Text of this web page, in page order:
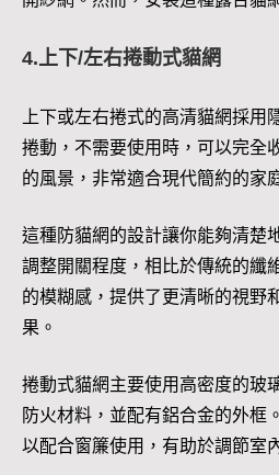
4.上下/左右捲動式貓網
上下或左右捲式的高清貓網採用
捲動，不需要使用時，可以完全
的風景，非常適合現代簡約的家
這種防貓網的設計讓你能夠清楚
調整開關程度，相比於傳統的纖
的模糊感，提供了更清晰的視野
果。
捲動式貓網主要使用高密度的玻
防火材料，並配有鋁合金的外框
以配合窗簾使用，有助於調節室